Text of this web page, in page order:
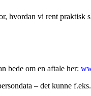
hvordan vi rent
bede om en aftale her:
– det kunne